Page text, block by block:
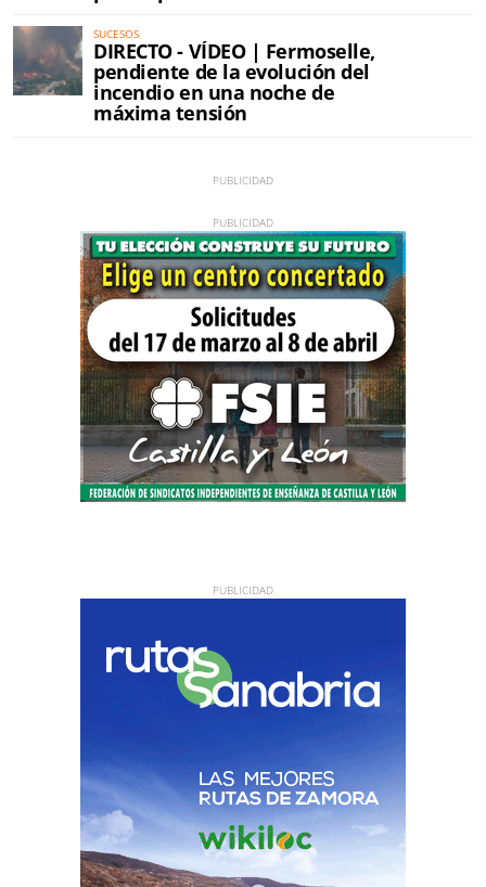
SUCESOS
DIRECTO - VÍDEO | Fermoselle,
pendiente de la evolución del
incendio en una noche de
máxima tensión